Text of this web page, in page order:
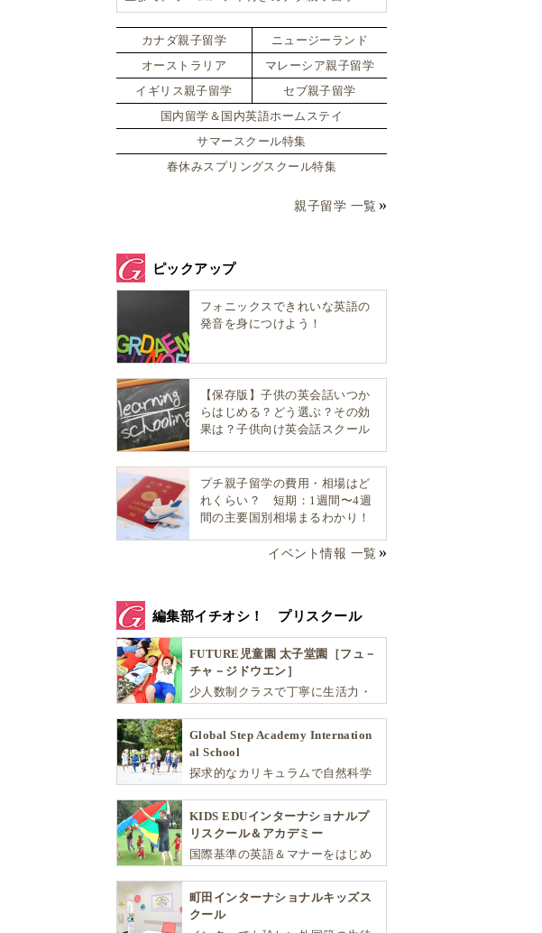
カナダ親子留学
ニュージーランド
オーストラリア
マレーシア親子留学
イギリス親子留学
セブ親子留学
国内留学＆国内英語ホームステイ
サマースクール特集
春休みスプリングスクール特集
親子留学 一覧
ピックアップ
フォニックスできれいな英語の
発音を身につけよう！
【保存版】子供の英会話いつか
らはじめる？どう選ぶ？その効
果は？子供向け英会話スクール
プチ親子留学の費用・相場はど
れくらい？ 短期：1週間〜4週
間の主要国別相場まるわかり！
イベント情報 一覧
編集部イチオシ！ プリスクール
FUTURE児童園 太子堂園［フュ－
チャ－ジドウエン］
少人数制クラスで丁寧に生活力・
Global Step Academy Internation
al School
探求的なカリキュラムで自然科学
非認知能力を育てるインターナシ
ョナル・プリスクールです。
KIDS EDUインターナショナルプ
リスクール＆アカデミー
国際基準の英語＆マナーをはじめ
としての多様な資質を育む「KIDS
EDU（キッズ・エデュ）」は幼児
から小学生まで一貫して学べる充
町田インターナショナルキッズス
クール